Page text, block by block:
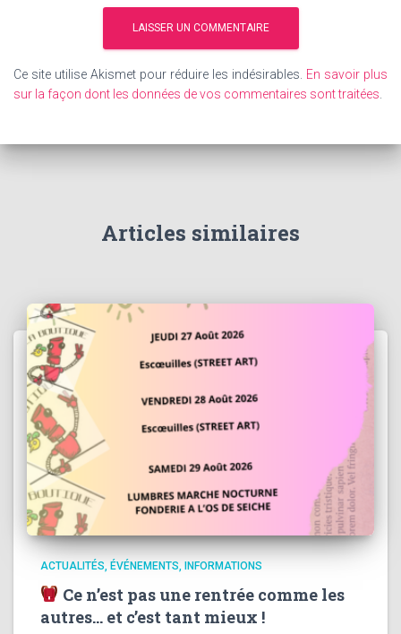
Ce site utilise Akismet pour réduire les indésirables. En savoir plus
sur la façon dont les données de vos commentaires sont traitées
Articles similaires
ACTUALITÉS ÉVÉNEMENTS INFORMATIONS
Ce n’est pas une rentrée comme les
autres… et c’est tant mieux !